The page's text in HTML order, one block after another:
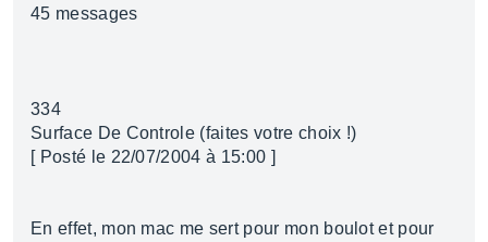
45 messages
334
Surface De Controle (faites votre choix !)
[ Posté le 22/07/2004 à 15:00 ]
En effet, mon mac me sert pour mon boulot et pour